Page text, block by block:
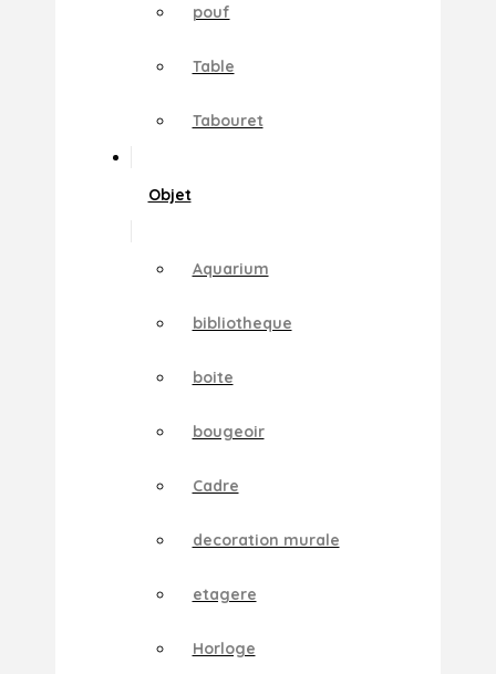
pouf
Table
Tabouret
Objet
Aquarium
bibliotheque
boite
bougeoir
Cadre
decoration murale
etagere
Horloge